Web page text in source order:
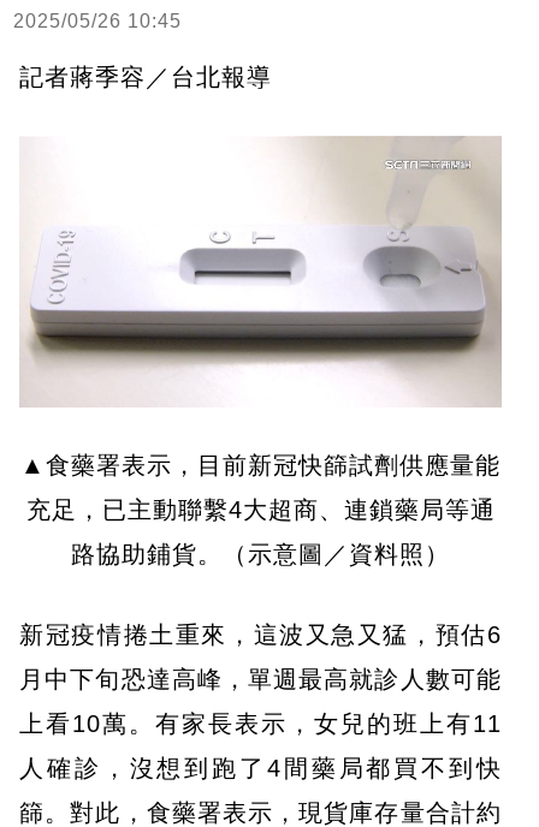
2025/05/26 10:45
記者蔣季容／台北報導
▲食藥署表示，目前新冠快篩試劑供應量能
充足，已主動聯繫4大超商、連鎖藥局等通
路協助鋪貨。（示意圖／資料照）
新冠疫情捲土重來，這波又急又猛，預估6
月中下旬恐達高峰，單週最高就診人數可能
上看10萬。有家長表示，女兒的班上有11
人確診，沒想到跑了4間藥局都買不到快
篩。對此，食藥署表示，現貨庫存量合計約